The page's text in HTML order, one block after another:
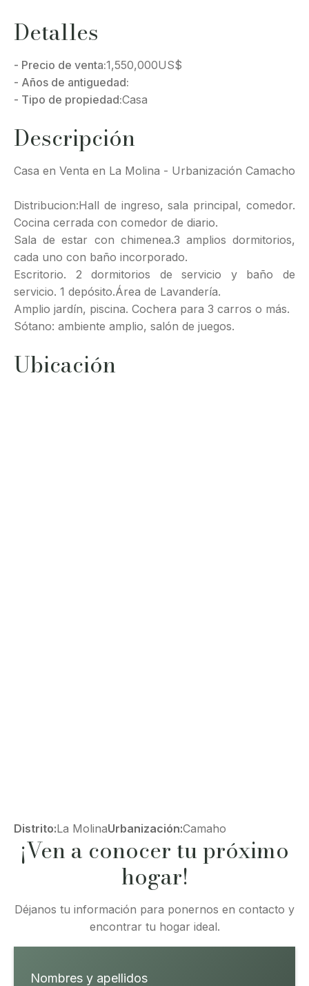
Detalles
- Precio de venta:1,550,000US$
- Años de antiguedad:
- Tipo de propiedad:Casa
Descripción
Casa en Venta en La Molina - Urbanización Camacho
Distribucion:Hall de ingreso, sala principal, comedor.
Cocina cerrada con comedor de diario.
Sala de estar con chimenea.3 amplios dormitorios,
cada uno con baño incorporado.
Escritorio. 2 dormitorios de servicio y baño de
servicio. 1 depósito.Área de Lavandería.
Amplio jardín, piscina. Cochera para 3 carros o más.
Sótano: ambiente amplio, salón de juegos.
Ubicación
Distrito:La MolinaUrbanización:Camaho
¡Ven a conocer tu próximo
hogar!
Déjanos tu información para ponernos en contacto y
encontrar tu hogar ideal.
Nombres y apellidos